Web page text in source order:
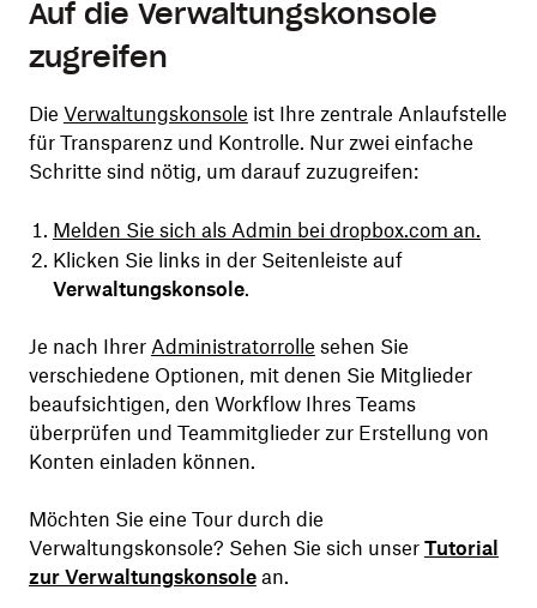
Auf die Verwaltungskonsole
zugreifen
Die Verwaltungskonsole ist Ihre zentrale Anlaufstelle
für Transparenz und Kontrolle. Nur zwei einfache
Schritte sind nötig, um darauf zuzugreifen:
Melden Sie sich als Admin bei dropbox.com an.
Klicken Sie links in der Seitenleiste auf
Verwaltungskonsole.
Je nach Ihrer Administratorrolle sehen Sie
verschiedene Optionen, mit denen Sie Mitglieder
beaufsichtigen, den Workflow Ihres Teams
überprüfen und Teammitglieder zur Erstellung von
Konten einladen können.
Möchten Sie eine Tour durch die
Verwaltungskonsole? Sehen Sie sich unser Tutorial
zur Verwaltungskonsolean.